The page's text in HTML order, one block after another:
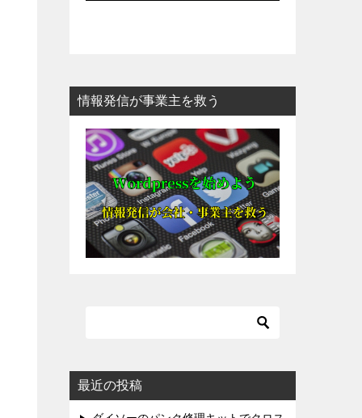
情報発信が事業主を救う
最近の投稿